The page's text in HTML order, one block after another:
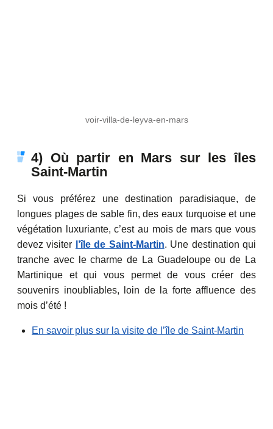
voir-villa-de-leyva-en-mars
4) Où partir en Mars sur les îles
Saint-Martin
Si vous préférez une destination paradisiaque, de
longues plages de sable fin, des eaux turquoise et une
végétation luxuriante, c’est au mois de mars que vous
devez visiter
l’île de Saint-Martin. Une destination qui
tranche avec le charme de La Guadeloupe ou de La
Martinique et qui vous permet de vous créer des
souvenirs inoubliables, loin de la forte affluence des
mois d’été !
En savoir plus sur la visite de l’île de Saint-Martin